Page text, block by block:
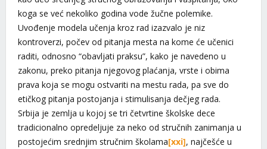
koga se već nekoliko godina vode žučne polemike.
Uvođenje modela učenja kroz rad izazvalo je niz
kontroverzi, počev od pitanja mesta na kome će učenici
raditi, odnosno “obavljati praksu”, kako je navedeno u
zakonu, preko pitanja njegovog plaćanja, vrste i obima
prava koja se mogu ostvariti na mestu rada, pa sve do
etičkog pitanja postojanja i stimulisanja dečjeg rada.
Srbija je zemlja u kojoj se tri četvrtine školske dece
tradicionalno opredeljuje za neko od stručnih zanimanja u
postojećim srednjim stručnim školama[xxi], najčešće u